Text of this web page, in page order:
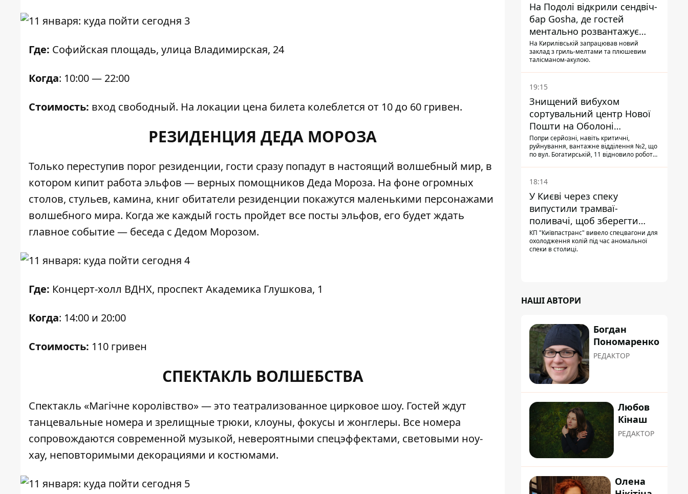
Где: Софийская площадь, улица Владимирская, 24
Когда: 10:00 — 22:00
Стоимость: вход свободный. На локации цена билета колеблется от 10 до 60 гривен.
РЕЗИДЕНЦИЯ ДЕДА МОРОЗА
Только переступив порог резиденции, гости сразу попадут в настоящий волшебный мир, в
котором кипит работа эльфов — верных помощников Деда Мороза. На фоне огромных
столов, стульев, камина, книг обитатели резиденции покажутся маленькими персонажами
волшебного мира. Когда же каждый гость пройдет все посты эльфов, его будет ждать
главное событие — беседа с Дедом Морозом.
Где: Концерт-холл ВДНХ, проспект Академика Глушкова, 1
Когда: 14:00 и 20:00
Стоимость: 110 гривен
СПЕКТАКЛЬ ВОЛШЕБСТВА
Спектакль «Магічне королівство» — это театрализованное цирковое шоу. Гостей ждут
танцевальные номера и зрелищные трюки, клоуны, фокусы и жонглеры. Все номера
сопровождаются современной музыкой, невероятными спецэффектами, световыми ноу-
хау, неповторимыми декорациями и костюмами.
На Подолі відкрили сендвіч-
бар Gosha, де гостей
ментально розвантажує
акула
На Кирилівській запрацював новий
заклад з гриль-мелтами та плюшевим
талісманом-акулою.
19:15
Знищений вибухом
сортувальний центр Нової
Пошти на Оболоні
запрацював - видають
посилки
Попри серйозні, навіть критичні,
руйнування, вантажне відділення №2, що
по вул. Богатирській, 11 відновило роботу:
18:14
У Києві через спеку
випустили трамваї-
поливачі, щоб зберегти
рейки від деформації
КП "Київпастранс" вивело спецвагони для
охолодження колій під час аномальної
спеки в столиці.
НАШІ АВТОРИ
Богдан
Пономаренко
РЕДАКТОР
Любов
Кінаш
РЕДАКТОР
Олена